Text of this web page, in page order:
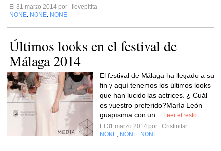
El 31 marzo 2014 por
Ilovepitita
NONE NONE NONE
Últimos looks en el festival de
Málaga 2014
El festival de Málaga ha llegado a su
fin y aquí tenemos los últimos looks
que han lucido las actrices. ¿ Cuál
es vuestro preferido?María León
guapísima con un...
Leer el resto
El 31 marzo 2014 por
Cristinitar
NONE NONE NONE